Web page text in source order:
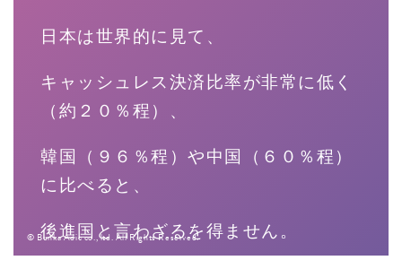
日本は世界的に見て、
キャッシュレス決済比率が非常に低く
（約２０％程）、
韓国（９６％程）や中国（６０％程）
に比べると、
後進国と言わざるを得ません。
© Bunka Adic co., ltd. All Rights Reserved.